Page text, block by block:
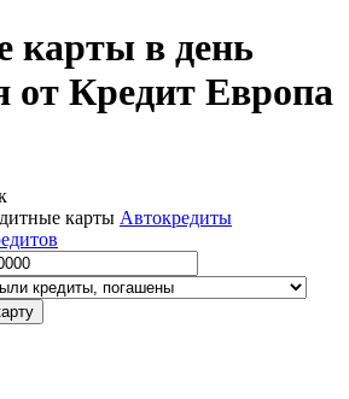
карты в день
от Кредит Европа
карты Автокредиты